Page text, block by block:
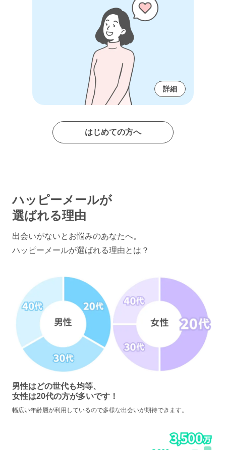
詳細
はじめての方へ
ハッピーメールが
選ばれる理由
出会いがないとお悩みのあなたへ。
ハッピーメールが選ばれる理由とは？
男性はどの世代も均等、
女性は20代の方が多いです！
幅広い年齢層が利用しているので多様な出会いが期待できます。